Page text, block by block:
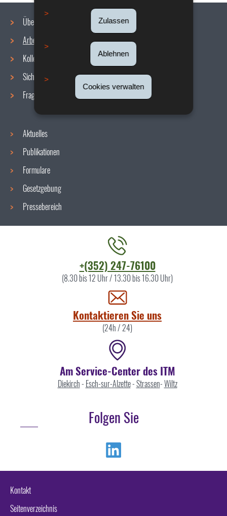
Zulassen
Ablehnen
Cookies verwalten
Navigationsmenü
Über uns
Arbeitsbedingungen
Kollektive Vereinbarungen
Sicherheit/Gesundheit am Arbeitsplatz
Fragen / Antworten
Aktuelles
Publikationen
Formulare
Gesetzgebung
Pressebereich
+(352) 247-76100
(8.30 bis 12 Uhr / 13.30 bis 16.30 Uhr)
Kontaktieren Sie uns
(24h / 24)
Am Service-Center des ITM
Diekirch- Esch-sur-Alzette-Strassen-Wiltz
Folgen Sie
Kontakt
Seitenverzeichnis